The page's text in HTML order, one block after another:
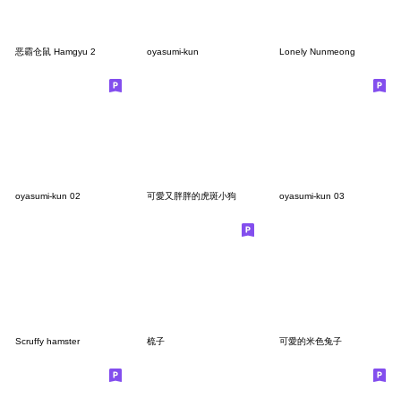
恶霸仓鼠 Hamgyu 2 oyasumi-kun Lonely Nunmeong
oyasumi-kun 02 可愛又胖胖的虎斑小狗 oyasumi-kun 03
Scruffy hamster 梳子 可愛的米色兔子